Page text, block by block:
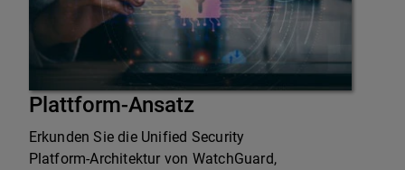
Plattform-Ansatz
Erkunden Sie die Unified Security
Platform-Architektur von WatchGuard,